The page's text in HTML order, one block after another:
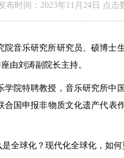
布时间：2023年11月24日 点击
院音乐研究所研究员、硕博
由刘涛副院长主持。
院特聘教授，音乐研究所
国申报非物质文化遗产代
全球化？现代化全球化，如